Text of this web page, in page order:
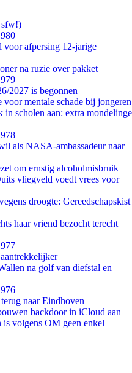
sfw!)
afpersing 12-jarige
na ruzie over pakket
2027 is begonnen
mentale schade bij jongeren
scholen aan: extra mondelinge
als NASA-ambassadeur naar
om ernstig alcoholmisbruik
vliegveld voedt vrees voor
droogte: Gereedschapskist
haar vriend bezocht terecht
na golf van diefstal en
naar Eindhoven
backdoor in iCloud aan
volgens OM geen enkel